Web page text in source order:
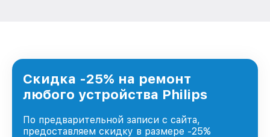
Скидка -25% на ремонт
любого устройства Philips
По предварительной записи с сайта,
предоставляем скидку в размере -25%